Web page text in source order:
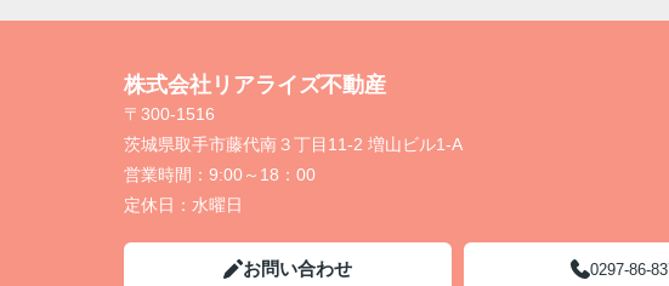
株式会社リアライズ不動産
〒300-1516
茨城県取手市藤代南３丁目11-2 増山ビル1-A
営業時間： 9:00～18：00
定休日： 水曜日
お問い合わせ 0297-86-